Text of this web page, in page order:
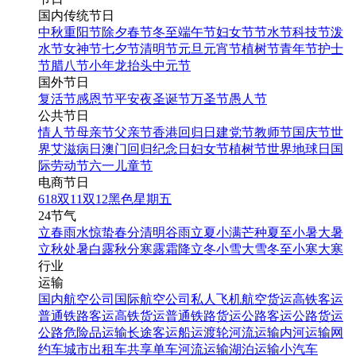
国内传统节日
中秋重阳节除夕春节冬至端午节妇女节节水节科技节泼
水节女神节七夕节清明节元旦 元宵节植树节青年节护士
节腊八节小年龙抬头中元节
国外节日
复活节感恩节平安夜圣诞节万圣节愚人节
公共节日
情人节母亲节父亲节香港回归日 建党节教师节国庆节世
界艾滋病日 澳门回归纪念日 妇女节植树节世界地球日 国
际劳动节六一儿童节
电商节日
618双11双12黑色星期五
24节气
立春雨水惊蛰春分清明谷雨立夏小满芒种夏至小暑大暑
立秋处暑白露秋分寒露霜降立冬小雪大雪冬至小寒大寒
行业
运输
国内航空公司 国际航空公司 私人飞机航空货运高铁客运
普通铁路客运高铁货运普通铁路货运公路客运公路货运
公路危险品运输长途客运船运渡轮河流运输内河运输网
约车城市出租车共享单车河流运输湖泊运输小汽车